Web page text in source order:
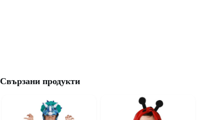
Свързани продукти